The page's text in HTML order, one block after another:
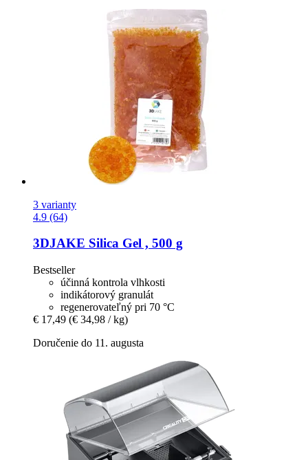
3 varianty
4.9 (64)
3DJAKE Silica Gel , 500 g
Bestseller
účinná kontrola vlhkosti
indikátorový granulát
regenerovateľný pri 70 °C
€ 17,49 (€ 34,98 / kg)
Doručenie do 11. augusta